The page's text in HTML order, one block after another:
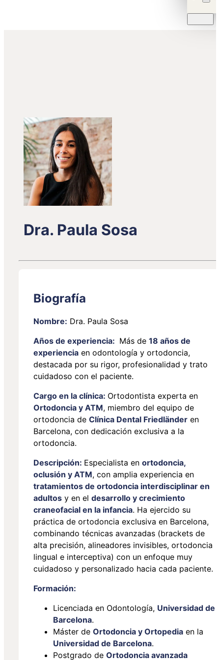
Dra. Paula Sosa
Biografía
Nombre: Dra. Paula Sosa
Años de experiencia: Más de 18 años de
experiencia en odontología y ortodoncia,
destacada por su rigor, profesionalidad y trato
cuidadoso con el paciente.
Cargo en la clínica: Ortodontista experta en
Ortodoncia y ATM, miembro del equipo de
ortodoncia de Clínica Dental Friedländer en
Barcelona, con dedicación exclusiva a la
ortodoncia.
Descripción: Especialista en ortodoncia,
oclusión y ATM, con amplia experiencia en
tratamientos de ortodoncia interdisciplinar en
adultos y en el desarrollo y crecimiento
craneofacial en la infancia. Ha ejercido su
práctica de ortodoncia exclusiva en Barcelona,
combinando técnicas avanzadas (brackets de
alta precisión, alineadores invisibles, ortodoncia
lingual e interceptiva) con un enfoque muy
cuidadoso y personalizado hacia cada paciente.
Formación:
Licenciada en Odontología, Universidad de
Barcelona.
Máster de Ortodoncia y Ortopedia en la
Universidad de Barcelona.
Postgrado de Ortodoncia avanzada